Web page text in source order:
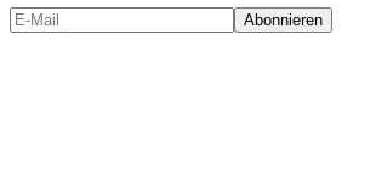
Abonnieren